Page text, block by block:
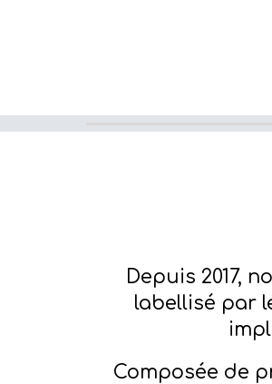
Depuis 2017,
labellisé par
Composée de